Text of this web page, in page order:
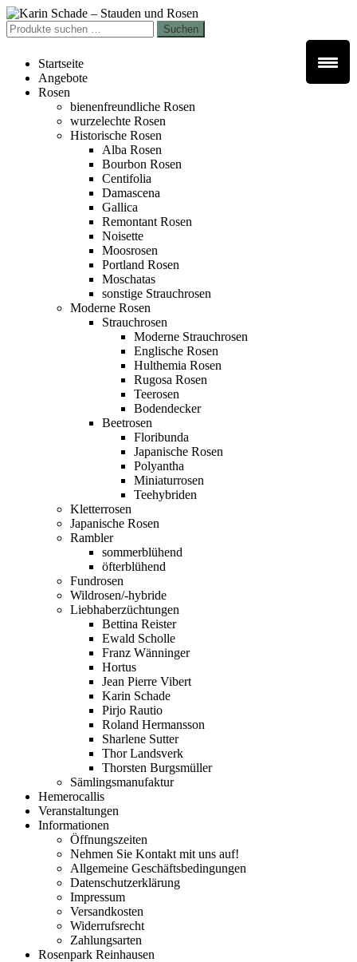
Zur
Navigation
springen
Zum
Inhalt
springen
Suchen
nach:
Suchen
Startseite
Angebote
Rosen
bienenfreundliche Rosen
wurzelechte Rosen
Historische Rosen
Alba Rosen
Bourbon Rosen
Centifolia
Damascena
Gallica
Remontant Rosen
Noisette
Moosrosen
Portland Rosen
Moschatas
sonstige Strauchrosen
Moderne Rosen
Strauchrosen
Moderne Strauchrosen
Englische Rosen
Hulthemia Rosen
Rugosa Rosen
Teerosen
Bodendecker
Beetrosen
Floribunda
Japanische Rosen
Polyantha
Miniaturrosen
Teehybriden
Kletterrosen
Japanische Rosen
Rambler
sommerblühend
öfterblühend
Fundrosen
Wildrosen/-hybride
Liebhaberzüchtungen
Bettina Reister
Ewald Scholle
Franz Wänninger
Hortus
Jean Pierre Vibert
Karin Schade
Pirjo Rautio
Roland Hermansson
Sharlene Sutter
Thor Landsverk
Thorsten Burgsmüller
Sämlingsmanufaktur
Hemerocallis
Veranstaltungen
Informationen
Öffnungszeiten
Nehmen Sie Kontakt mit uns auf!
Allgemeine Geschäftsbedingungen
Datenschutzerklärung
Impressum
Versandkosten
Widerrufsrecht
Zahlungsarten
Rosenpark Reinhausen